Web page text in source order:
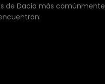
de Dacia más comúnmente